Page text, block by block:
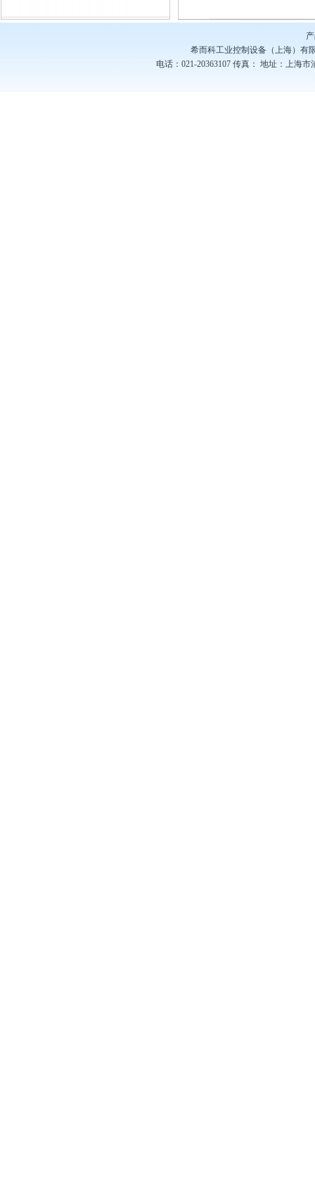
希而科工业控制设备（上海）有
电话：021-20363107 传真： 地址：上海市